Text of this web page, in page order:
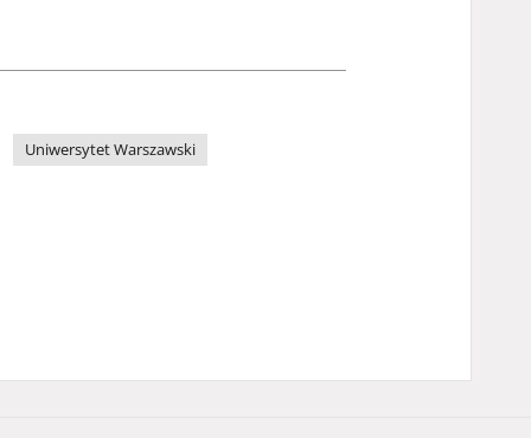
Uniwersytet Warszawski